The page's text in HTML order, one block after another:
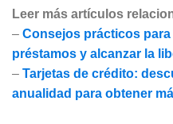
Leer más artículos
– Consejos prácticos
préstamos y alcanzar la
– Tarjetas de crédito:
anualidad para obtener